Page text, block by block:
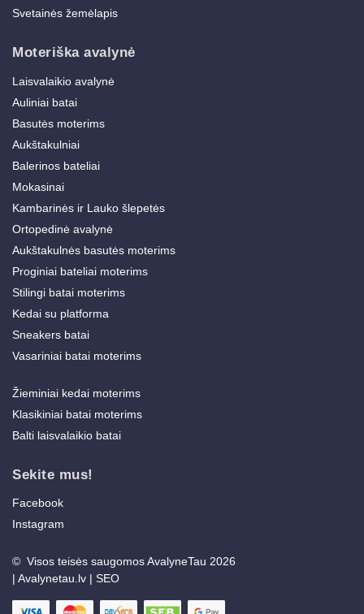
Svetainės žemėlapis
Moteriška avalynė
Laisvalaikio avalynė
Auliniai batai
Basutės moterims
Aukštakulniai
Balerinos bateliai
Mokasinai
Kambarinės ir Lauko šlepetės
Ortopedinė avalynė
Aukštakulnės basutės moterims
Proginiai bateliai moterims
Stilingi batai moterims
Kedai su platforma
Sneakers batai
Vasariniai batai moterims
Žieminiai kedai moterims
Klasikiniai batai moterims
Balti laisvalaikio batai
Sekite mus!
Facebook
Instagram
© Visos teisės saugomos AvalyneTau 2026
| Avalynetau.lv | SEO